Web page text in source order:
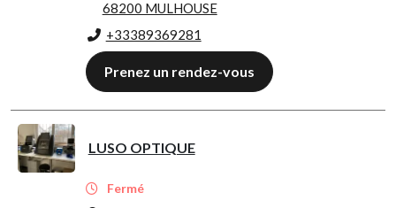
68200 MULHOUSE
+33389369281
Prenez un rendez-vous
LUSO OPTIQUE
Fermé